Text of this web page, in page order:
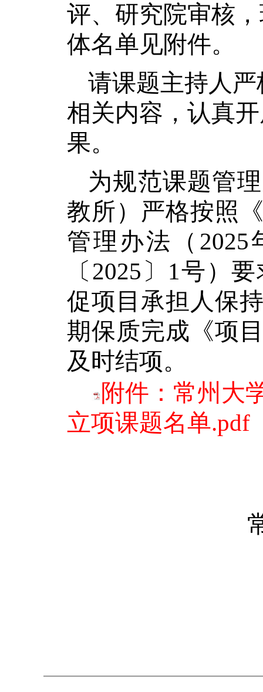
评、研究院审核
体名单见附件。
请课题主持人
相关内容，认真
果。
为规范课题管
教所）严格按照
管理办法（ 2025
〔 2025 〕 1号）
促项目承担人保
期保质完成《项
及时结项。
附件：常州大
立项课题名单.pdf